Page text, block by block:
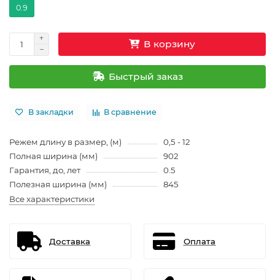
0.9
В корзину
Быстрый заказ
В закладки В сравнение
Режем длину в размер, (м)
0,5 - 12
Полная ширина (мм)
902
Гарантия, до, лет
0.5
Полезная ширина (мм)
845
Все характеристики
Доставка Оплата